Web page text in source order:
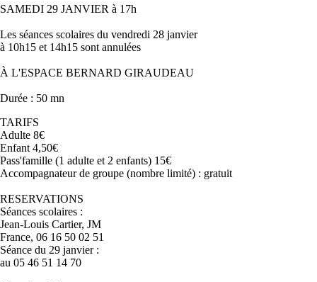
SAMEDI 29 JANVIER à 17h
Les séances scolaires du vendredi 28 janvier
à 10h15 et 14h15 sont annulées
À L'ESPACE BERNARD GIRAUDEAU
Durée : 50 mn
TARIFS
Adulte 8€
Enfant 4,50€
Pass'famille (1 adulte et 2 enfants) 15€
Accompagnateur de groupe (nombre limité) : gratuit
RESERVATIONS
Séances scolaires :
Jean-Louis Cartier, JM
France, 06 16 50 02 51
Séance du 29 janvier :
au 05 46 51 14 70